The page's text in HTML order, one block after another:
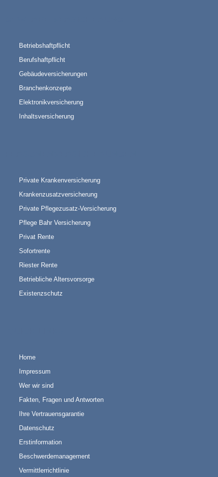
Betriebshaftpflicht
Berufshaftpflicht
Gebäudeversicherungen
Branchenkonzepte
Elektronikversicherung
Inhaltsversicherung
Private Krankenversicherung
Krankenzusatzversicherung
Private Pflegezusatz-Versicherung
Pflege Bahr Versicherung
Privat Rente
Sofortrente
Riester Rente
Betriebliche Altersvorsorge
Existenzschutz
Home
Impressum
Wer wir sind
Fakten, Fragen und Antworten
Ihre Vertrauensgarantie
Datenschutz
Erstinformation
Beschwerdemanagement
Vermittlerrichtlinie